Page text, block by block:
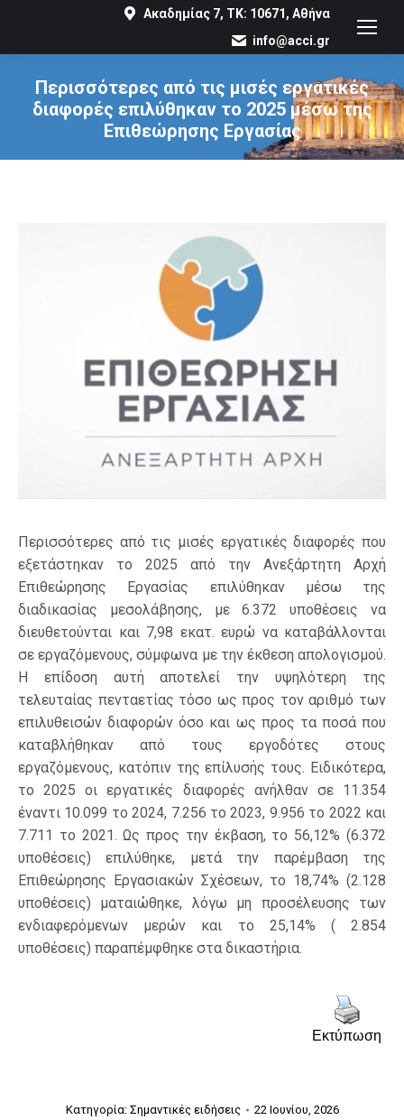
Ακαδημίας 7, ΤΚ: 10671, Αθήνα
info@acci.gr
Περισσότερες από τις μισές εργατικές
διαφορές επιλύθηκαν το 2025 μέσω της
Επιθεώρησης Εργασίας
You are here:
Περισσότερες από τις μισές εργατικές διαφορές που
εξετάστηκαν το 2025 από την Ανεξάρτητη Αρχή
Επιθεώρησης Εργασίας επιλύθηκαν μέσω της
διαδικασίας μεσολάβησης, με 6.372 υποθέσεις να
διευθετούνται και 7,98 εκατ. ευρώ να καταβάλλονται
σε εργαζόμενους, σύμφωνα με την έκθεση απολογισμού.
Η επίδοση αυτή αποτελεί την υψηλότερη της
τελευταίας πενταετίας τόσο ως προς τον αριθμό των
επιλυθεισών διαφορών όσο και ως προς τα ποσά που
καταβλήθηκαν από τους εργοδότες στους
εργαζόμενους, κατόπιν της επίλυσής τους. Ειδικότερα,
το 2025 οι εργατικές διαφορές ανήλθαν σε 11.354
έναντι 10.099 το 2024, 7.256 το 2023, 9.956 το 2022 και
7.711 το 2021. Ως προς την έκβαση, το 56,12% (6.372
υποθέσεις) επιλύθηκε, μετά την παρέμβαση της
Επιθεώρησης Εργασιακών Σχέσεων, το 18,74% (2.128
υποθέσεις) ματαιώθηκε, λόγω μη προσέλευσης των
ενδιαφερόμενων μερών και το 25,14% ( 2.854
υποθέσεις) παραπέμφθηκε στα δικαστήρια.
Εκτύπωση
Κατηγορία: Σημαντικές ειδήσεις
22 Ιουνίου, 2026